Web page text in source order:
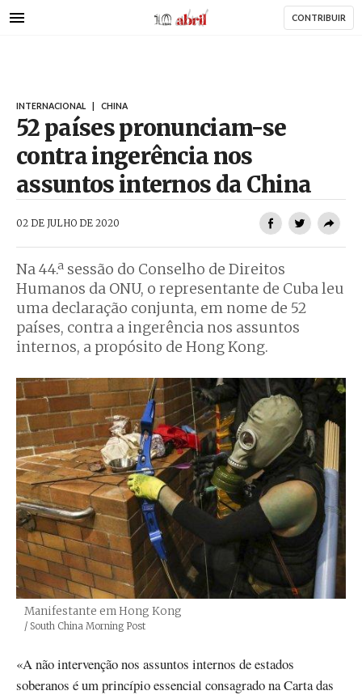
para
AbrilAbril CONTRIBUIR
INTERNACIONAL CHINA
52 países pronunciam-se
contra ingerência nos
assuntos internos da China
02 DE JULHO DE 2020
Na 44.ª sessão do Conselho de Direitos
Humanos da ONU, o representante de Cuba leu
uma declaração conjunta, em nome de 52
países, contra a ingerência nos assuntos
internos, a propósito de Hong Kong.
Manifestante em Hong Kong
Créditos
/ South China Morning Post
«A não intervenção nos assuntos internos de estados
soberanos é um princípio essencial consagrado na Carta das